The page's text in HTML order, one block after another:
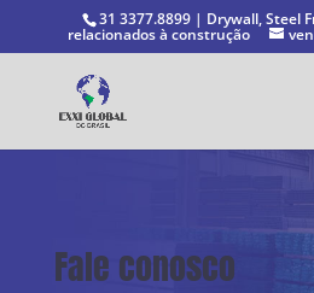
31 3377.8899 | Drywall, Steel
relacionados à construção
Fale conosco